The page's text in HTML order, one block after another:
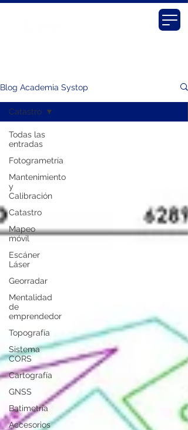
Blog Academia Systop
Todas las
entradas
Fotogrametría
Mantenimiento
y
Calibración
Catastro
Mapeo
móvil
Escáner
Láser
Georradar
Mentalidad
de
emprendedor
Topografía
Sistema
CORS
Cartografía
GNSS
Batimetría
Accesorios
Catastro